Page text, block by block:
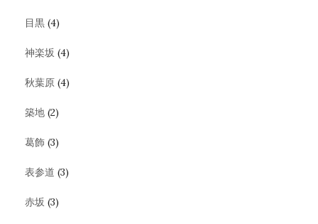
目黒 (4)
神楽坂 (4)
秋葉原 (4)
築地 (2)
葛飾 (3)
表参道 (3)
赤坂 (3)